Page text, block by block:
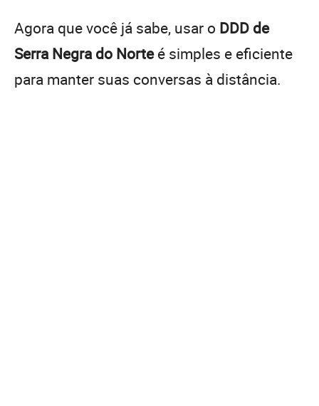
Agora que você já sabe, usar o DDD de
Serra Negra do Norteé simples e eficiente
para manter suas conversas à distância.